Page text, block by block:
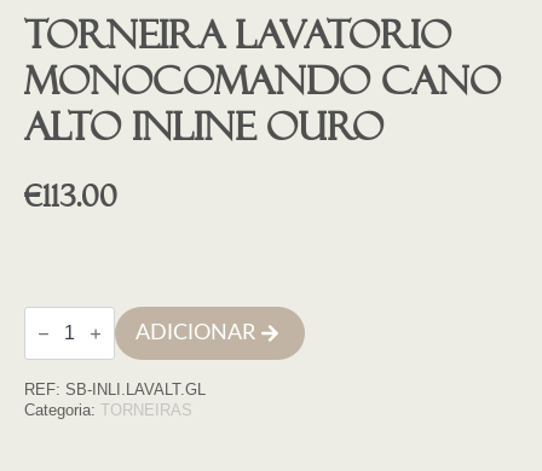
Torneira lavatorio
monocomando cano
alto INLINE ouro
€113.00
Quantidade
de
Torneira
monocomando
cano
ADICIONAR
REF: SB-INLI.LAVALT.GL
Categoria: TORNEIRAS